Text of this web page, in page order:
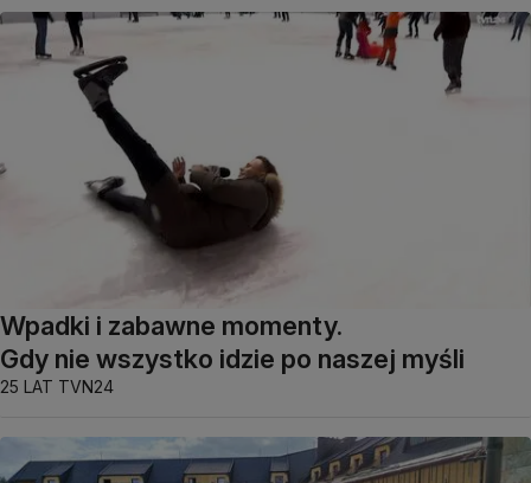
Wpadki i zabawne momenty.
Gdy nie wszystko idzie po naszej myśli
25 LAT TVN24